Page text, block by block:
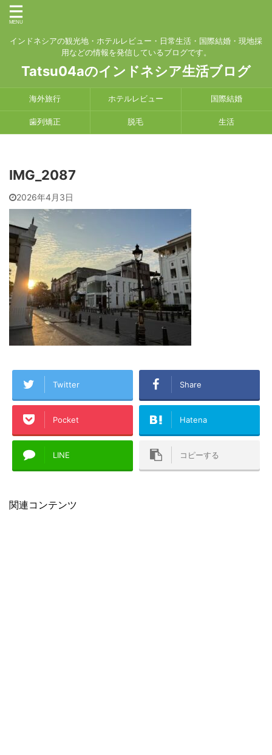
インドネシアの観光地・ホテルレビュー・日常生活・国際結婚・現地採
用などの情報を発信しているブログです。
Tatsu04aのインドネシア生活ブログ
海外旅行 ホテルレビュー 国際結婚
歯列矯正 脱毛 生活
IMG_2087
2026年4月3日
Twitter Share
Pocket Hatena
LINE コピーする
関連コンテンツ